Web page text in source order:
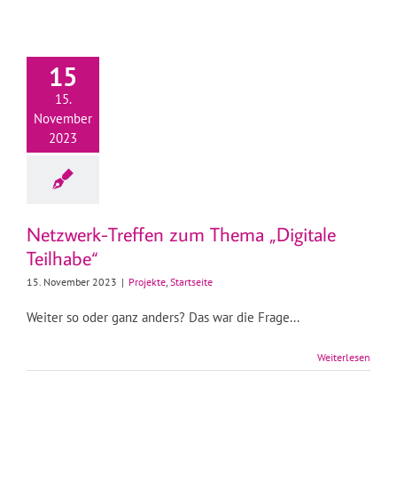
15
15.
November
2023
Netzwerk-Treffen zum Thema „Digitale
Teilhabe“
15. November 2023 | Projekte, Startseite
Weiter so oder ganz anders? Das war die Frage...
Weiterlesen